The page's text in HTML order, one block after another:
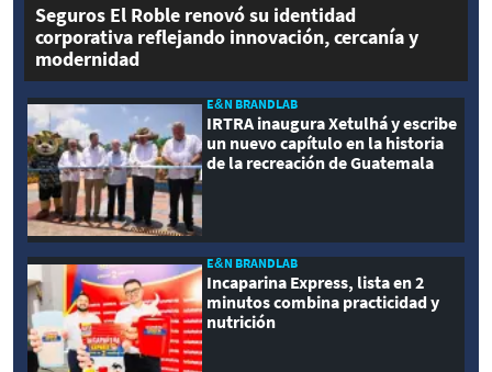
Seguros El Roble renovó su identidad
corporativa reflejando innovación, cercanía y
modernidad
E&N BRANDLAB
IRTRA inaugura Xetulhá y escribe
un nuevo capítulo en la historia
de la recreación de Guatemala
E&N BRANDLAB
Incaparina Express, lista en 2
minutos combina practicidad y
nutrición